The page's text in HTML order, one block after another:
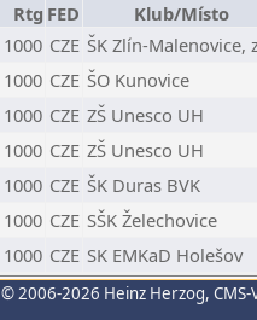
Rtg FED
Klub/Místo
1000 CZE ŠK Zlín-Malenovice,
1000 CZE ŠO Kunovice
1000 CZE ZŠ Unesco UH
1000 CZE ZŠ Unesco UH
1000 CZE ŠK Duras BVK
1000 CZE SŠK Želechovice
1000 CZE SK EMKaD Holešov
© 2006-2026 Heinz Herzog,